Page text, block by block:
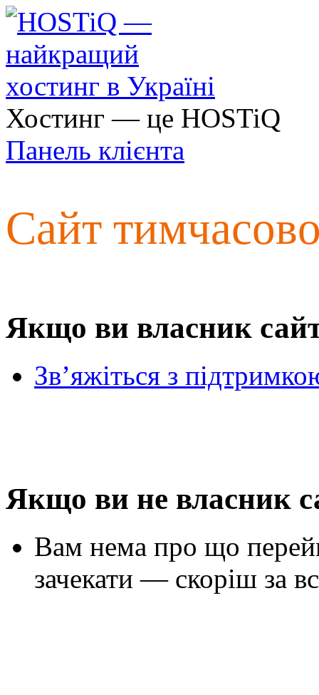
Хостинг — це HOSTiQ
Панель клієнта
Сайт
Якщо ви власник
Зв’яжіться з
Якщо ви не власник
Вам нема про що
зачекати — скоріш за